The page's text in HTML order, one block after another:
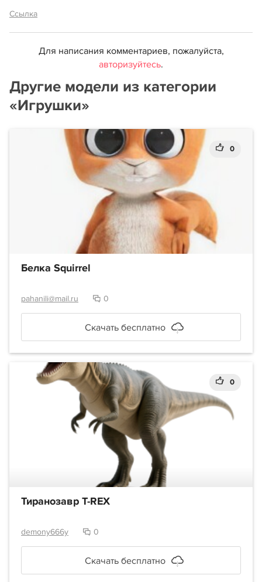
Ссылка
Для написания комментариев, пожалуйста,
авторизуйтесь.
Другие модели из категории
«Игрушки»
0
Белка Squirrel
pahanili@mail.ru 0
Скачать бесплатно
0
Тиранозавр T-REX
demony666y 0
Скачать бесплатно